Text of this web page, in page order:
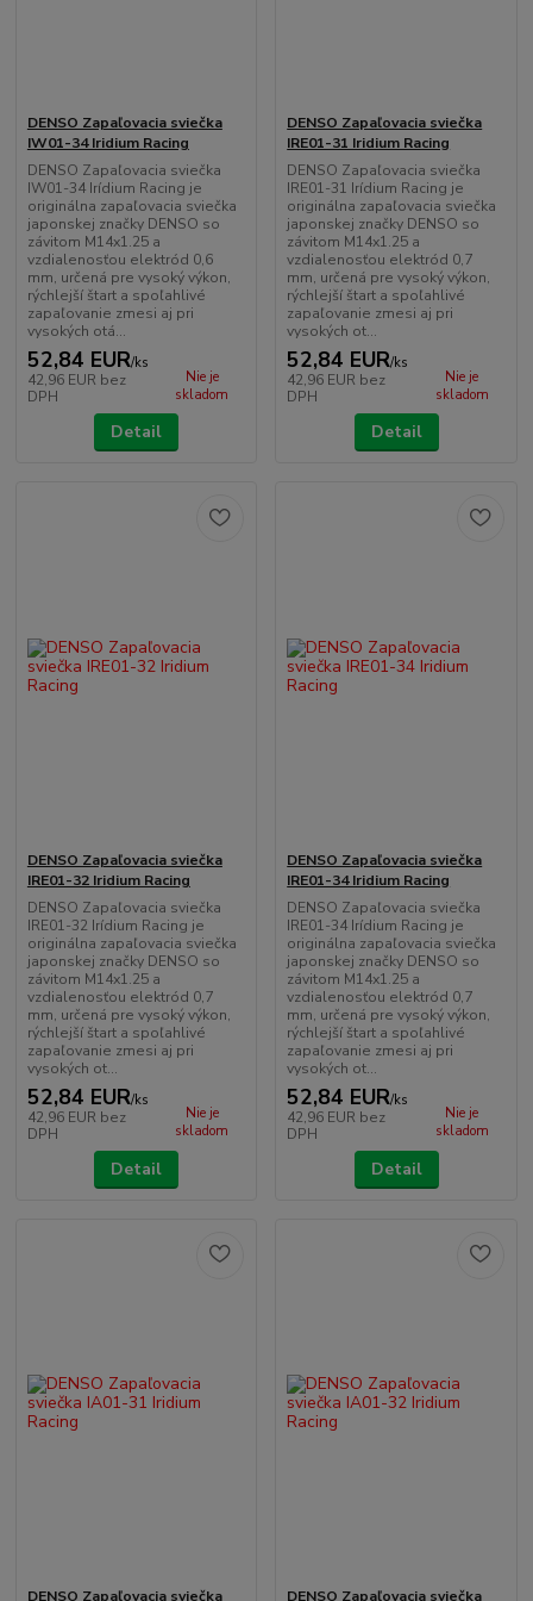
DENSO Zapaľovacia sviečka
IW01-34 Iridium Racing
DENSO Zapaľovacia sviečka
IW01-34 Irídium Racing je
originálna zapaľovacia sviečka
japonskej značky DENSO so
závitom M14x1.25 a
vzdialenosťou elektród 0,6
mm, určená pre vysoký výkon,
rýchlejší štart a spoľahlivé
zapaľovanie zmesi aj pri
vysokých otá...
52,84 EUR/ks
42,96 EUR bez
DPH
Nie je
skladom
Detail
DENSO Zapaľovacia sviečka
IRE01-31 Iridium Racing
DENSO Zapaľovacia sviečka
IRE01-31 Irídium Racing je
originálna zapaľovacia sviečka
japonskej značky DENSO so
závitom M14x1.25 a
vzdialenosťou elektród 0,7
mm, určená pre vysoký výkon,
rýchlejší štart a spoľahlivé
zapaľovanie zmesi aj pri
vysokých ot...
52,84 EUR/ks
42,96 EUR bez
DPH
Nie je
skladom
Detail
DENSO Zapaľovacia sviečka
IRE01-32 Iridium Racing
DENSO Zapaľovacia sviečka
IRE01-32 Irídium Racing je
originálna zapaľovacia sviečka
japonskej značky DENSO so
závitom M14x1.25 a
vzdialenosťou elektród 0,7
mm, určená pre vysoký výkon,
rýchlejší štart a spoľahlivé
zapaľovanie zmesi aj pri
vysokých ot...
52,84 EUR/ks
42,96 EUR bez
DPH
Nie je
skladom
Detail
DENSO Zapaľovacia sviečka
IRE01-34 Iridium Racing
DENSO Zapaľovacia sviečka
IRE01-34 Irídium Racing je
originálna zapaľovacia sviečka
japonskej značky DENSO so
závitom M14x1.25 a
vzdialenosťou elektród 0,7
mm, určená pre vysoký výkon,
rýchlejší štart a spoľahlivé
zapaľovanie zmesi aj pri
vysokých ot...
52,84 EUR/ks
42,96 EUR bez
DPH
Nie je
skladom
Detail
DENSO Zapaľovacia sviečka DENSO Zapaľovacia sviečka